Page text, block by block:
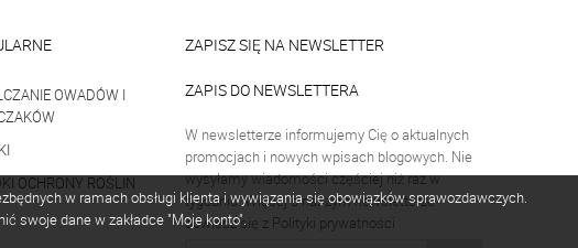
OWADÓW I
OCHRONY ROŚLIN
ZAPISZ SIĘ NA NEWSLETTER
ZAPIS DO NEWSLETTERA
W newsletterze informujemy Cię o aktualnych
promocjach i nowych wpisach blogowych. Nie
wysyłamy wiadomości częściej niż raz w
tygodniu. Więcej o naszym newsletterze
dowiesz się z Polityki prywatności
w ramach obsługi klienta i wywiązania się obowiązków sprawozdawczych.
swoje dane w zakładce "Moje konto".